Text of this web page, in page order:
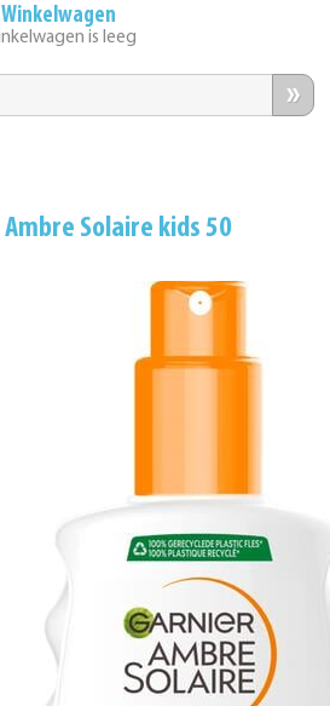
Winkelwagen
is leeg
»
Solaire kids 50